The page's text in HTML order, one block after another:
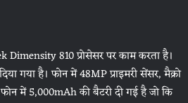
Dimensity 810 प्रोसेसर पर काम करता है।
गया है। फोन में 48MP प्राइमरी सेंसर, मैक्रो
में 5,000mAh की बैटरी दी गई है जो कि